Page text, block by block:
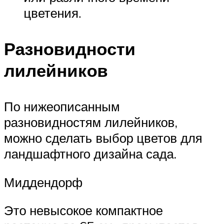
цветения.
Разновидности
лилейников
По нижеописанным
разновидностям лилейников,
можно сделать выбор цветов для
ландшафтного дизайна сада.
Миддендорф
Это невысокое компактное